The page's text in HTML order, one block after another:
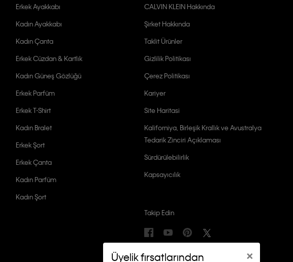
×
Üyelik fırsatlarından
Erkek Ayakkabı
Kadın Ayakkabı
Kadın Çanta
Erkek Cüzdan & Kartlık
Kadın Güneş Gözlüğü
Erkek Parfüm
Erkek T-Shirt
Kadın Bralet
Erkek Şort
Erkek Çanta
Kadın Parfüm
Kadın Şort
CALVIN KLEIN Hakkında
Şirket Hakkında
Taklit Ürünler
Gizlilik Politikası
Çerez Politikası
Kariyer
Site Haritasi
Kaliforniya, Birleşik Krallık ve Avustralya
Tedarik Zinciri Açıklaması
Sürdürülebilirlik
Kapsayıcılık
Takip Edin